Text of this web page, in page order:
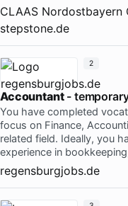
CLAAS Nordostbayern
stepstone.de
Accountant-
You have completed
focus on Finance,
related field. Ideally, you
experience in
regensburgjobs.de
2